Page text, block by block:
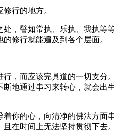
行的地方。
，譬如常执、乐执、我执等
修行就能遍及到各个层面。
，而应该完具道的一切支分
地通过串习来转心，就会出
的心，向清净的佛法方面
在时间上无法坚持贯彻下去。